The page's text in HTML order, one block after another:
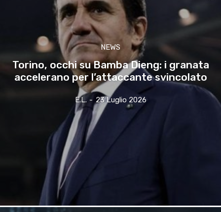
NEWS
Torino, occhi su Bamba Dieng: i granata
accelerano per l’attaccante svincolato
E.l. - 23 Luglio 2026